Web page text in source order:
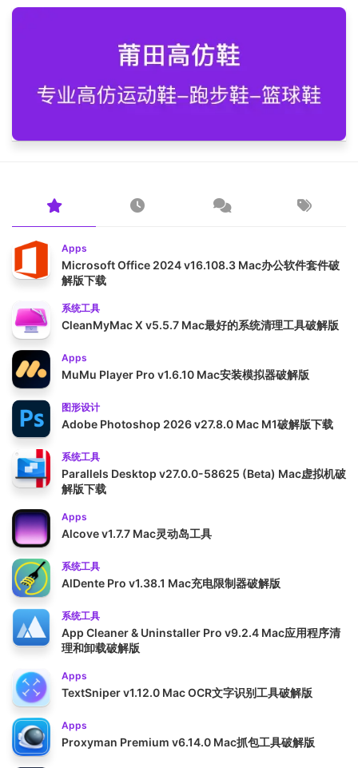
Apps
Microsoft Office 2024 v16.108.3 Mac办公软件套件破
解版下载
系统工具
CleanMyMac X v5.5.7 Mac最好的系统清理工具破解版
Apps
MuMu Player Pro v1.6.10 Mac安装模拟器破解版
图形设计
Adobe Photoshop 2026 v27.8.0 Mac M1破解版下载
系统工具
Parallels Desktop v27.0.0-58625 (Beta) Mac虚拟机破
解版下载
Apps
Alcove v1.7.7 Mac灵动岛工具
系统工具
AlDente Pro v1.38.1 Mac充电限制器破解版
系统工具
App Cleaner & Uninstaller Pro v9.2.4 Mac应用程序清
理和卸载破解版
Apps
TextSniper v1.12.0 Mac OCR文字识别工具破解版
Apps
Proxyman Premium v6.14.0 Mac抓包工具破解版